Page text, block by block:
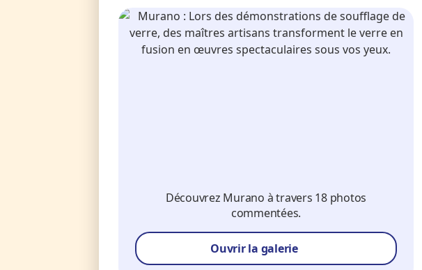
Découvrez Murano à travers 18 photos
commentées.
Ouvrir la galerie